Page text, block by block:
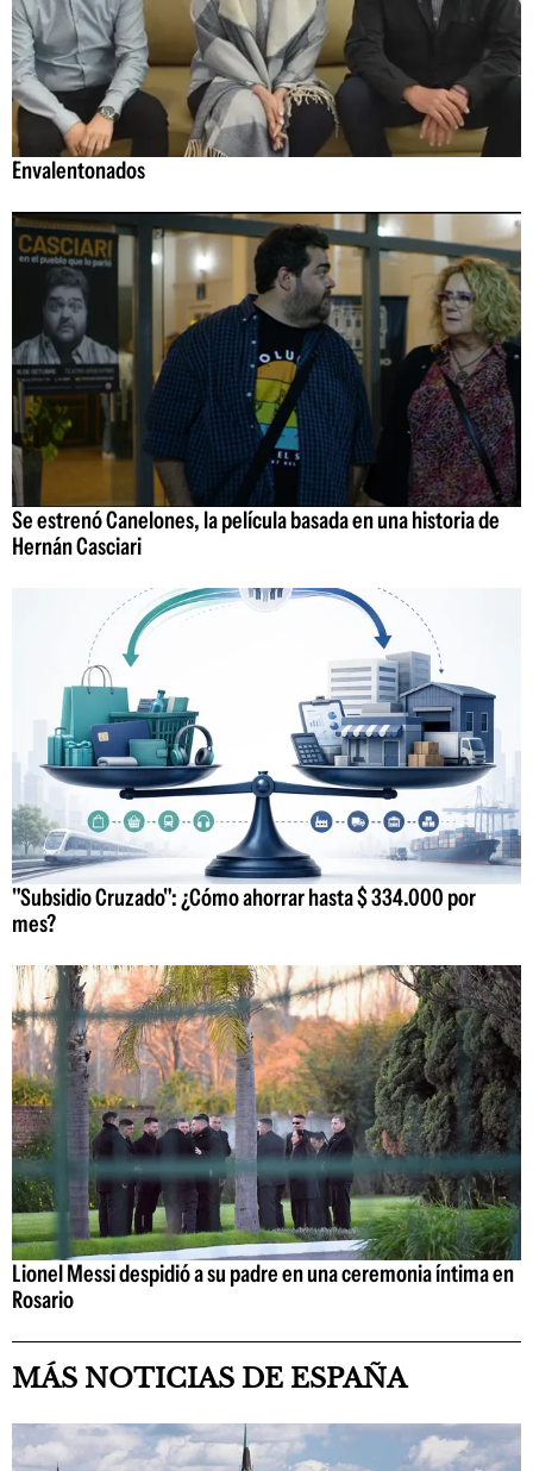
Envalentonados
Se estrenó Canelones, la película basada en una historia de
Hernán Casciari
"Subsidio Cruzado": ¿Cómo ahorrar hasta $ 334.000 por
mes?
Lionel Messi despidió a su padre en una ceremonia íntima en
Rosario
MÁS NOTICIAS DE ESPAÑA